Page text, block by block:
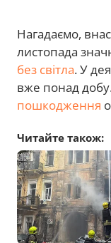
Нагадаємо,
листопада
без світла. У
вже понад
пошкодження
Читайте також: